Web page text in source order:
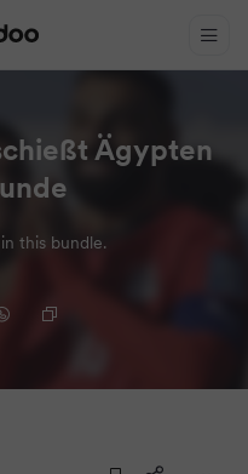
Ägypten
this bundle.